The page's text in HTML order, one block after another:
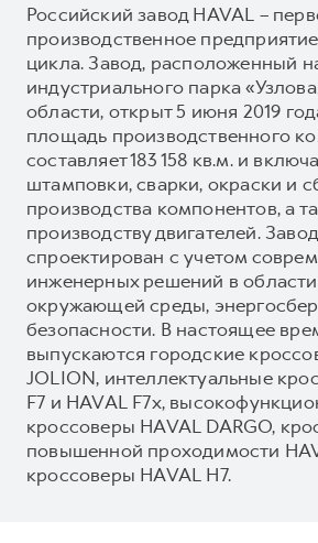
Российский завод HAVAL –
производственное
цикла. Завод, расположенный
индустриального парка
области, открыт 5 июня 2019
площадь производственного
составляет 183 158 кв.м. и
штамповки, сварки, окраски и
производства компонентов, а
производству двигателей.
спроектирован с учетом
инженерных решений в
окружающей среды,
безопасности. В настоящее
выпускаются городские
JOLION, интеллектуальные
F7 и HAVAL F7x,
кроссоверы HAVAL DARGO,
повышенной проходимости
кроссоверы HAVAL H7.